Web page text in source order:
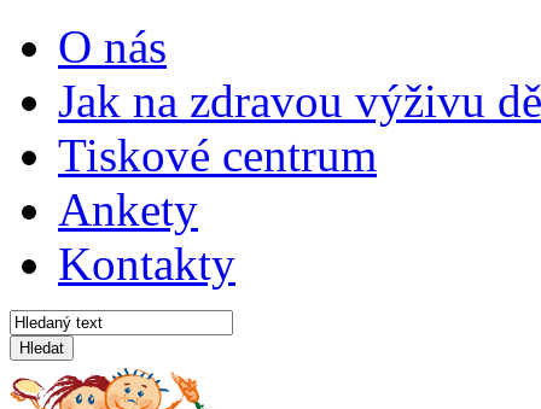
O nás
Jak na zdravou výživu
Tiskové centrum
Ankety
Kontakty
Hledat